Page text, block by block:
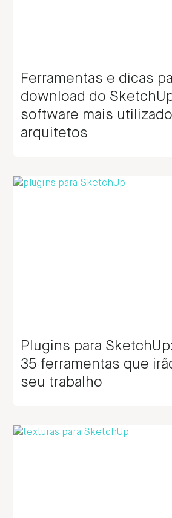
Ferramentas e dicas
download do
software mais
arquitetos
Plugins para
35 ferramentas que
seu trabalho